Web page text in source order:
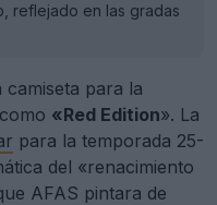
reflejado en las gradas
para la
«Red Edition». La
para la temporada 25-
del «renacimiento
AFAS pintara de